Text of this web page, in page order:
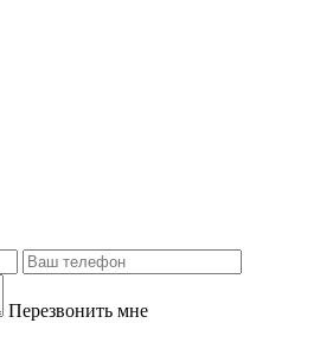
Перезвонить мне